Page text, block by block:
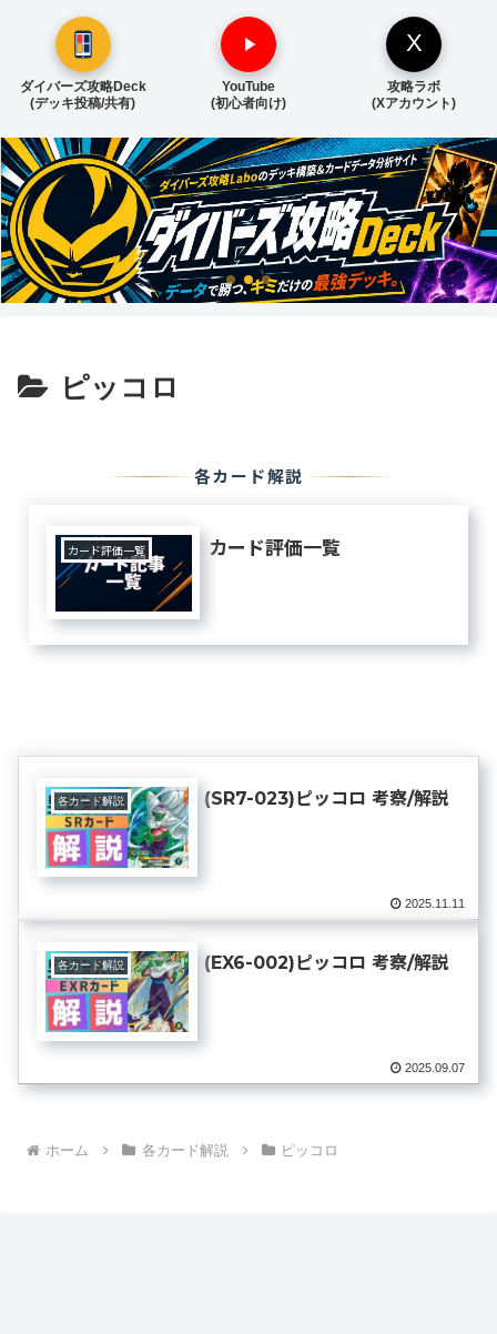
ダイバーズ攻略Deck
(デッキ投稿/共有)
YouTube
(初心者向け)
X
攻略ラボ
(Xアカウント)
ピッコロ
各カード解説
カード評価一覧 カード評価一覧
各カード解説 (SR7-023)ピッコロ 考察/解説
2025.11.11
各カード解説 (EX6-002)ピッコロ 考察/解説
2025.09.07
ホーム 各カード解説 ピッコロ